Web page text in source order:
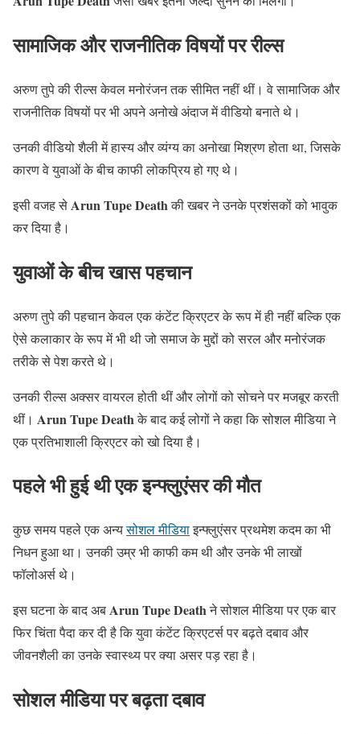
सामाजिक और राजनीतिक विषयों पर रील्स
अरुण तुपे की रील्स केवल मनोरंजन तक सीमित नहीं थीं। वे सामाजिक और
राजनीतिक विषयों पर भी अपने अनोखे अंदाज में वीडियो बनाते थे।
उनकी वीडियो शैली में हास्य और व्यंग्य का अनोखा मिश्रण होता था, जिसके
कारण वे युवाओं के बीच काफी लोकप्रिय हो गए थे।
इसी वजह सेArun Tupe Deathकी खबर ने उनके प्रशंसकों को भावुक
कर दिया है।
युवाओं के बीच खास पहचान
अरुण तुपे की पहचान केवल एक कंटेंट क्रिएटर के रूप में ही नहीं बल्कि एक
ऐसे कलाकार के रूप में भी थी जो समाज के मुद्दों को सरल और मनोरंजक
तरीके से पेश करते थे।
उनकी रील्स अक्सर वायरल होती थीं और लोगों को सोचने पर मजबूर करती
थीं। Arun Tupe Deathके बाद कई लोगों ने कहा कि सोशल मीडिया ने
एक प्रतिभाशाली क्रिएटर को खो दिया है।
पहले भी हुई थी एक इन्फ्लुएंसर की मौत
कुछ समय पहले एक अन्यसोशल मीडियाइन्फ्लुएंसर प्रथमेश कदम का भी
निधन हुआ था। उनकी उम्र भी काफी कम थी और उनके भी लाखों
फॉलोअर्स थे।
इस घटना के बाद अबArun Tupe Deathने सोशल मीडिया पर एक बार
फिर चिंता पैदा कर दी है कि युवा कंटेंट क्रिएटर्स पर बढ़ते दबाव और
जीवनशैली का उनके स्वास्थ्य पर क्या असर पड़ रहा है।
सोशल मीडिया पर बढ़ता दबाव